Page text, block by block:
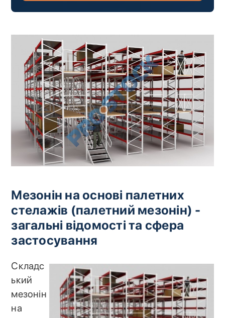
Мезонін на основі палетних
стелажів (палетний мезонін) -
загальні відомості та сфера
застосування
Складс
ький
мезонін
на